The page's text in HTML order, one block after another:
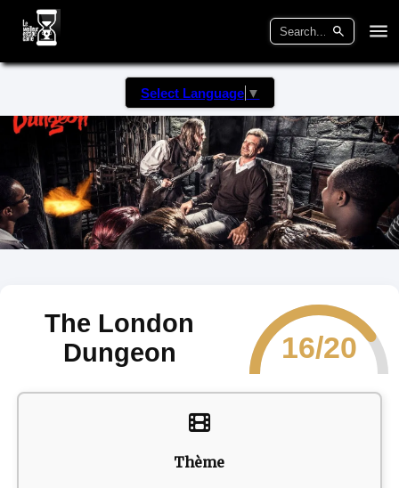
Select Language ▼
The London
Dungeon
16/20
Thème